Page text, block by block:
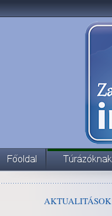
AKTUALITÁSOK